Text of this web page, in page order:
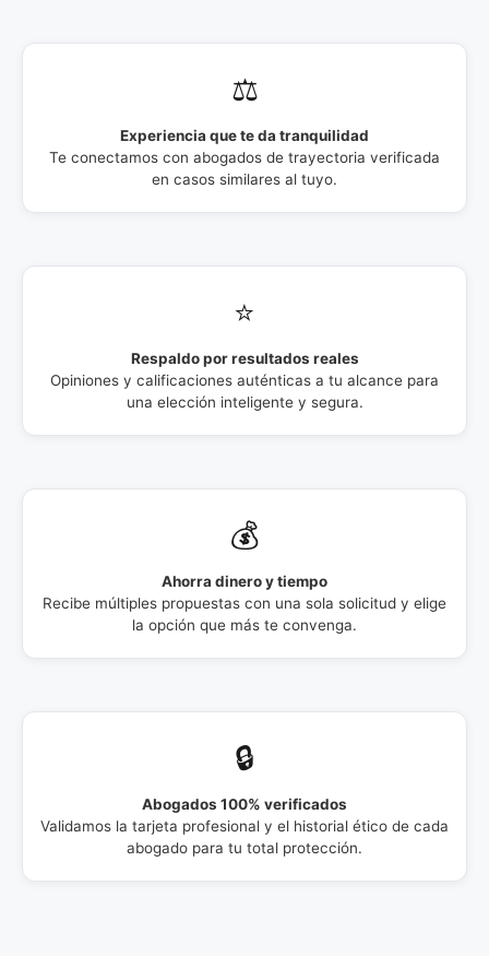
⚖️
Experiencia que te da tranquilidad
Te conectamos con abogados de trayectoria verificada
en casos similares al tuyo.
⭐
Respaldo por resultados reales
Opiniones y calificaciones auténticas a tu alcance para
una elección inteligente y segura.
💰
Ahorra dinero y tiempo
Recibe múltiples propuestas con una sola solicitud y elige
la opción que más te convenga.
🔒
Abogados 100% verificados
Validamos la tarjeta profesional y el historial ético de cada
abogado para tu total protección.